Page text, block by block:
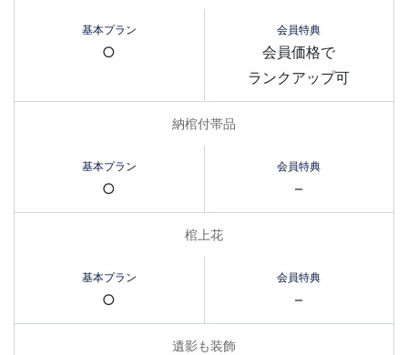
○
会員価格で
ランクアップ可
納棺付帯品
○ –
棺上花
○ –
遺影も装飾